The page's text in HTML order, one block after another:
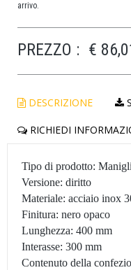
arrivo.
PREZZO : €
DESCRIZIONE
RICHIEDI
Tipo di prodotto:
Versione: diritto
Materiale: acciaio inox
Finitura: nero opaco
Lunghezza: 400 mm
Interasse: 300 mm
Contenuto della